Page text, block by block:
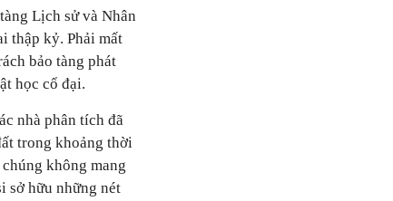
Lịch sử và Nhân
thập kỷ. Phải mất
bảo tàng phát
học cổ đại.
nhà phân tích đã
trong khoảng thời
không mang
sở hữu những nét